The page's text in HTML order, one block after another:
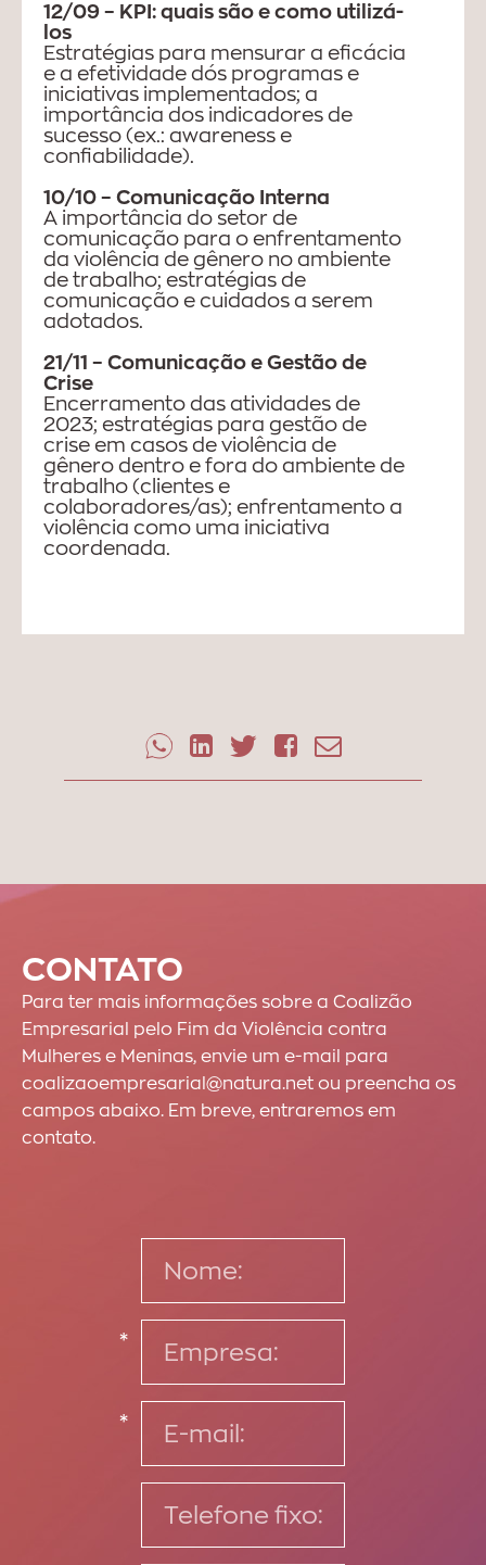
12/09 – KPI: quais são e como utilizá-
los
Estratégias para mensurar a eficácia
e a efetividade dós programas e
iniciativas implementados; a
importância dos indicadores de
sucesso (ex.: awareness e
confiabilidade).
10/10 – Comunicação Interna
A importância do setor de
comunicação para o enfrentamento
da violência de gênero no ambiente
de trabalho; estratégias de
comunicação e cuidados a serem
adotados.
21/11 – Comunicação e Gestão de
Crise
Encerramento das atividades de
2023; estratégias para gestão de
crise em casos de violência de
gênero dentro e fora do ambiente de
trabalho (clientes e
colaboradores/as); enfrentamento a
violência como uma iniciativa
coordenada.
CONTATO
Para ter mais informações sobre a Coalizão
Empresarial pelo Fim da Violência contra
Mulheres e Meninas, envie um e-mail para
coalizaoempresarial@natura.net ou preencha os
campos abaixo. Em breve, entraremos em
contato.
*
*